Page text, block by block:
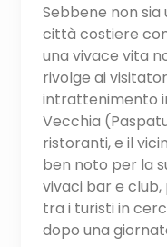
Sebbene non
città costiere
una vivace vita
rivolge ai
intrattenimento
Vecchia
ristoranti, e il
ben noto per la
vivaci bar e
tra i turisti in
dopo una